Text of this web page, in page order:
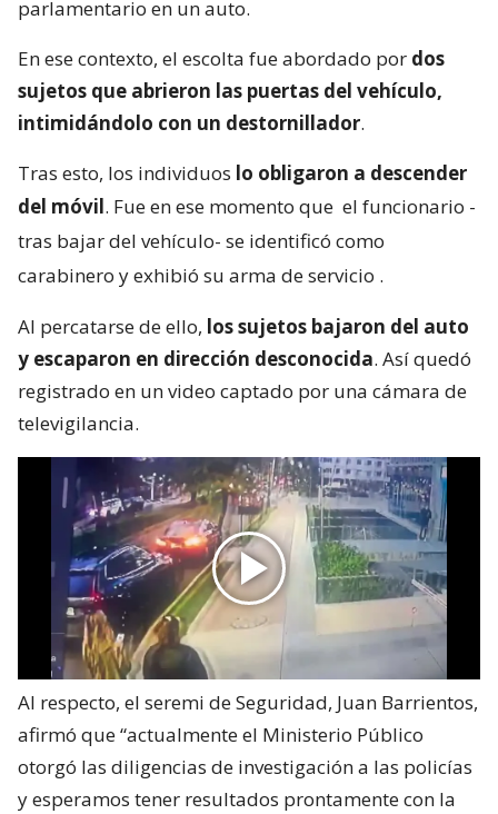
parlamentario en un auto.
En ese contexto, el escolta fue abordado por dos
sujetos que abrieron las puertas del vehículo,
intimidándolo con un destornillador.
Tras esto, los individuos lo obligaron a descender
del móvil. Fue en ese momento que el funcionario -
tras bajar del vehículo- se identificó como
carabinero y exhibió su arma de servicio .
Al percatarse de ello, los sujetos bajaron del auto
y escaparon en dirección desconocida. Así quedó
registrado en un video captado por una cámara de
televigilancia.
Al respecto, el seremi de Seguridad, Juan Barrientos,
afirmó que “actualmente el Ministerio Público
otorgó las diligencias de investigación a las policías
y esperamos tener resultados prontamente con la